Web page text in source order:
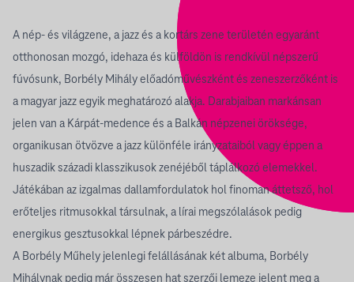
A nép- és világzene, a jazz és a kortárs zene területén egyaránt
otthonosan mozgó, idehaza és külföldön is rendkívül népszerű
fúvósunk, Borbély Mihály előadóművészként és zeneszerzőként is
a magyar jazz egyik meghatározó alakja. Darabjaiban markánsan
jelen van a Kárpát-medence és a Balkán népzenei öröksége,
organikusan ötvözve a jazz különféle irányzataiból vagy éppen a
huszadik századi klasszikusok zenéjéből táplálkozó elemekkel.
Játékában az izgalmas dallamfordulatok hol finoman áttetsző, hol
erőteljes ritmusokkal társulnak, a lírai megszólalások pedig
energikus gesztusokkal lépnek párbeszédre.
A Borbély Műhely jelenlegi felállásának két albuma, Borbély
Mihálynak pedig már összesen hat szerzői lemeze jelent meg a